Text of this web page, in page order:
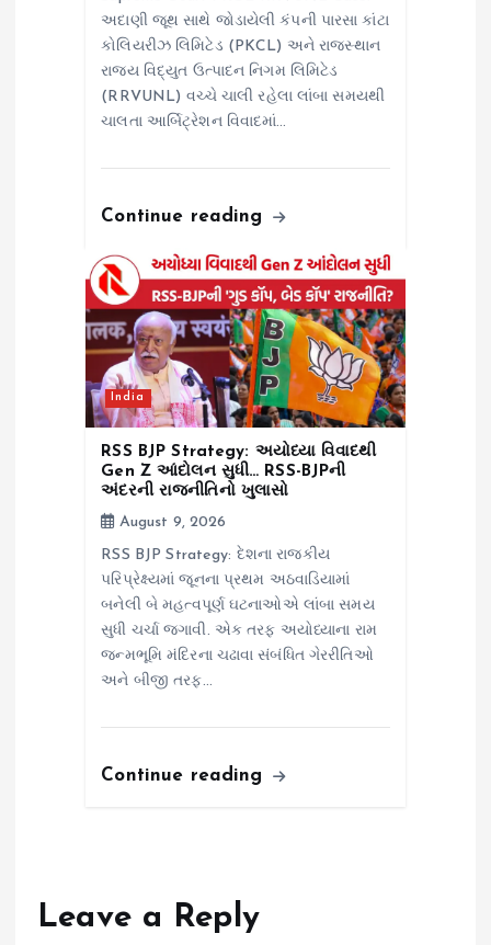
અદાણી જૂથ સાથે જોડાયેલી કંપની પારસા કાંટા
કોલિયરીઝ લિમિટેડ (PKCL) અને રાજસ્થાન
રાજ્ય વિદ્યુત ઉત્પાદન નિગમ લિમિટેડ
(RRVUNL) વચ્ચે ચાલી રહેલા લાંબા સમયથી
ચાલતા આર્બિટ્રેશન વિવાદમાં…
Continue reading
India
RSS BJP Strategy: અયોધ્યા વિવાદથી
Gen Z આંદોલન સુધી… RSS-BJPની
અંદરની રાજનીતિનો ખુલાસો
August 9, 2026
RSS BJP Strategy: દેશના રાજકીય
પરિપ્રેક્ષ્યમાં જૂનના પ્રથમ અઠવાડિયામાં
બનેલી બે મહત્વપૂર્ણ ઘટનાઓએ લાંબા સમય
સુધી ચર્ચા જગાવી. એક તરફ અયોધ્યાના રામ
જન્મભૂમિ મંદિરના ચઢાવા સંબંધિત ગેરરીતિઓ
અને બીજી તરફ…
Continue reading
Leave a Reply